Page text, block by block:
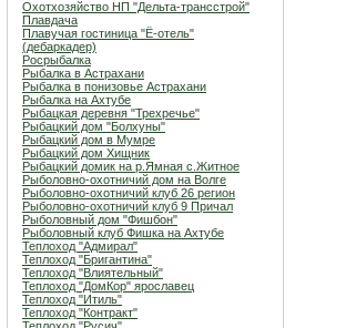
Охотхозяйство НП "Дельта-трансстрой"
Плавдача
Плавучая гостиница "Ё-отель"
(дебаркадер)
Росрыбалка
Рыбалка в Астрахани
Рыбалка в понизовье Астрахани
Рыбалка на Ахтубе
Рыбацкая деревня "Трехречье"
Рыбацкий дом "Болхуны"
Рыбацкий дом в Мумре
Рыбацкий дом Хищник
Рыбацкий домик на р.Ямная с.Житное
Рыболовно-охотничий дом на Волге
Рыболовно-охотничий клуб 26 регион
Рыболовно-охотничий клуб 9 Причал
Рыболовный дом "Фишбон"
Рыболовный клуб Фишка на Ахтубе
Теплоход "Адмирал"
Теплоход "Бригантина"
Теплоход "Влиятельный"
Теплоход "ДомКор" ярославец
Теплоход "Итиль"
Теплоход "Контракт"